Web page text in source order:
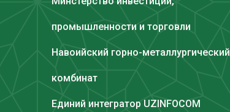
промышленности и торговли
Навоийский горно-металлургический
комбинат
Единий интегратор UZINFOCOM